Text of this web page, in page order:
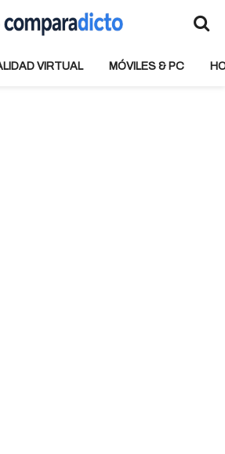
VIRTUAL MÓVILES & PC